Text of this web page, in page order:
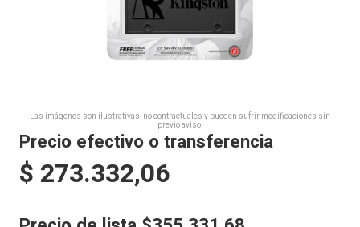
Las imágenes son ilustrativas, no contractuales y pueden sufrir modificaciones sin
previo aviso.
Precio efectivo o transferencia
$ 273.332,06